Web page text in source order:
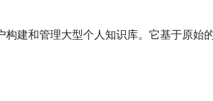
建和管理大型个人知识库。它基于原始